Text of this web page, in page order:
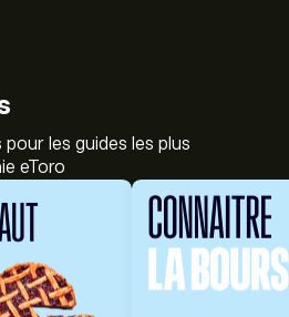
les guides les plus
eToro